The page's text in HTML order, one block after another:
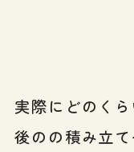
実際にどのく
後のの積み立